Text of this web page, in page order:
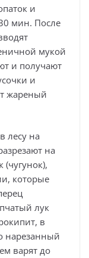
и
мин. После
мукой
и получают
и
жареный
лесу на
на
(чугунок),
которые
лук
в
нарезанный
варят до